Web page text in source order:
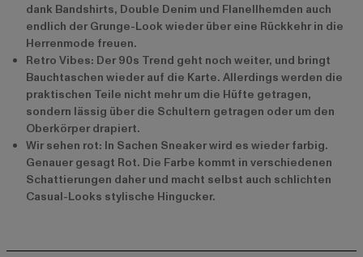
dank Bandshirts, Double Denim und Flanellhemden auch
endlich der Grunge-Look wieder über eine Rückkehr in die
Herrenmode freuen.
Retro Vibes: Der 90s Trend geht noch weiter, und bringt
Bauchtaschen wieder auf die Karte. Allerdings werden die
praktischen Teile nicht mehr um die Hüfte getragen,
sondern lässig über die Schultern getragen oder um den
Oberkörper drapiert.
Wir sehen rot: In Sachen Sneaker wird es wieder farbig.
Genauer gesagt Rot. Die Farbe kommt in verschiedenen
Schattierungen daher und macht selbst auch schlichten
Casual-Looks stylische Hingucker.